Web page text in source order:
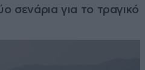
σενάρια για το τραγικό